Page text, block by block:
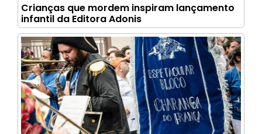
Crianças que mordem inspiram lançamento
infantil da Editora Adonis